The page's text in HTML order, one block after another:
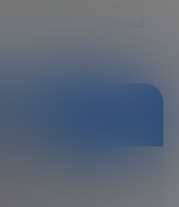
Es momento de
futuro que ya está aquí.